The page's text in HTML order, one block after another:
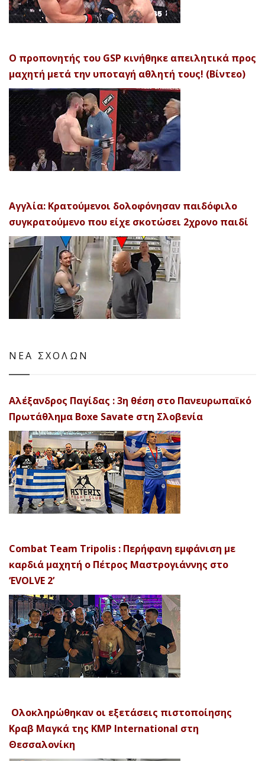
Ο προπονητής του GSP κινήθηκε απειλητικά προς
μαχητή μετά την υποταγή αθλητή τους! (Βίντεο)
Αγγλία: Κρατούμενοι δολοφόνησαν παιδόφιλο
συγκρατούμενο που είχε σκοτώσει 2χρονο παιδί
ΝΕΑ ΣΧΟΛΩΝ
Αλέξανδρος Παγίδας : 3η θέση στο Πανευρωπαϊκό
Πρωτάθλημα Boxe Savate στη Σλοβενία
Combat Team Tripolis : Περήφανη εμφάνιση με
καρδιά μαχητή ο Πέτρος Μαστρογιάννης στο
‘EVOLVE 2’
Ολοκληρώθηκαν οι εξετάσεις πιστοποίησης
Κραβ Μαγκά της KMP International στη
Θεσσαλονίκη